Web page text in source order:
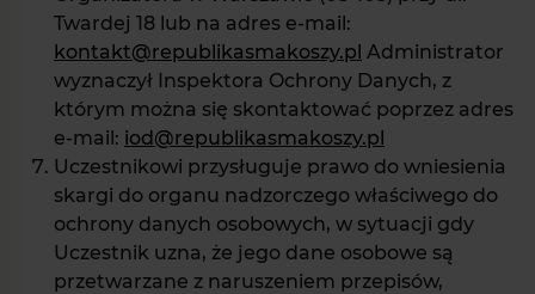
Twardej 18 lub na adres e-mail:
kontakt@republikasmakoszy.pl Administrator
wyznaczył Inspektora Ochrony Danych, z
którym można się skontaktować poprzez adres
e-mail: iod@republikasmakoszy.pl
Uczestnikowi przysługuje prawo do wniesienia
skargi do organu nadzorczego właściwego do
ochrony danych osobowych, w sytuacji gdy
Uczestnik uzna, że jego dane osobowe są
przetwarzane z naruszeniem przepisów,